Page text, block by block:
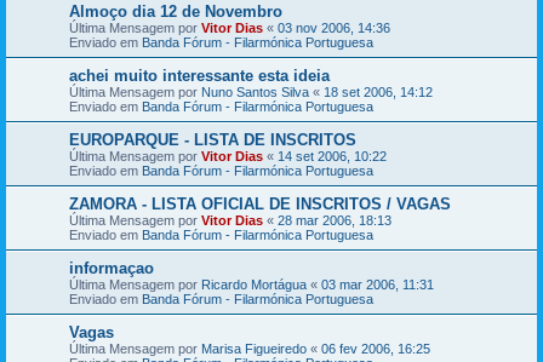
Almoço dia 12 de Novembro
Última Mensagem por Vitor Dias « 03 nov 2006, 14:36
Enviado em Banda Fórum - Filarmónica Portuguesa
achei muito interessante esta ideia
Última Mensagem por Nuno Santos Silva « 18 set 2006, 14:12
Enviado em Banda Fórum - Filarmónica Portuguesa
EUROPARQUE - LISTA DE INSCRITOS
Última Mensagem por Vitor Dias « 14 set 2006, 10:22
Enviado em Banda Fórum - Filarmónica Portuguesa
ZAMORA - LISTA OFICIAL DE INSCRITOS / VAGAS
Última Mensagem por Vitor Dias « 28 mar 2006, 18:13
Enviado em Banda Fórum - Filarmónica Portuguesa
informaçao
Última Mensagem por Ricardo Mortágua « 03 mar 2006, 11:31
Enviado em Banda Fórum - Filarmónica Portuguesa
Vagas
Última Mensagem por Marisa Figueiredo « 06 fev 2006, 16:25